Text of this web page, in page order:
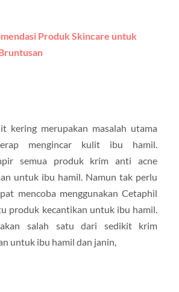
Produk Skincare untuk
kering merupakan masalah utama
mengincar kulit ibu hamil.
semua produk krim anti acne
untuk ibu hamil. Namun tak perlu
mencoba menggunakan Cetaphil
produk kecantikan untuk ibu hamil.
salah satu dari sedikit krim
untuk ibu hamil dan janin,